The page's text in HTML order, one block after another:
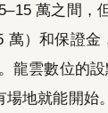
萬之間，
萬）和保證金
龍雲數位的
地就能開始。